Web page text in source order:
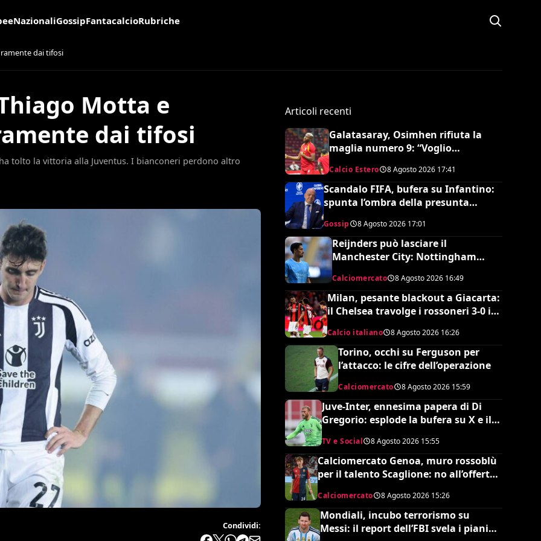
NazionaliGossipFantacalcioRubriche
dai tifosi
Motta e
dai tifosi
tolto la vittoria alla Juventus. I bianconeri perdono altro
Condividi:
Articoli recenti
Galatasaray, Osimhen rifiuta la
maglia numero 9: “Voglio
Calcio Estero 8 Agosto 2026 17:41
Scandalo FIFA, bufera su Infantino:
spunta l’ombra della presunta
amante pagata dalla UEFA
Gossip 8 Agosto 2026 17:01
Reijnders può lasciare il
Manchester City: Nottingham
Forest in pressing
Calciomercato 8 Agosto 2026 16:49
Milan, pesante blackout a Giacarta:
il Chelsea travolge i rossoneri 3-0 in
amichevole
Calcio italiano 8 Agosto 2026 16:26
Torino, occhi su Ferguson per
l’attacco: le cifre dell’operazione
Calciomercato 8 Agosto 2026 15:59
Juve-Inter, ennesima papera di Di
Gregorio: esplode la bufera su X e il
web chiede un nuovo portiere
TV e Social 8 Agosto 2026 15:55
Calciomercato Genoa, muro rossoblù
per il talento Scaglione: no all’offerta
Calciomercato 8 Agosto 2026 15:26
Mondiali, incubo terrorismo su
Messi: il report dell’FBI svela i piani